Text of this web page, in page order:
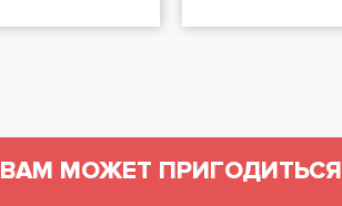
ВАМ МОЖЕТ ПРИГОДИТЬСЯ